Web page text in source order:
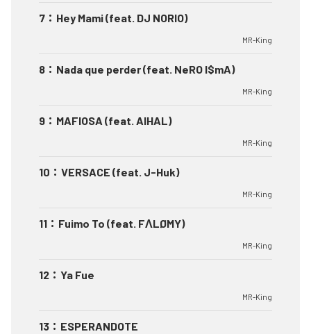
7 ： Hey Mami (feat. DJ NORIO)
MR-King
8 ： Nada que perder (feat. NeRO I$mA)
MR-King
9 ： MAFIOSA (feat. AIHAL)
MR-King
10 ： VERSACE (feat. J-Huk)
MR-King
11 ： Fuimo To (feat. FΛLØMY)
MR-King
12 ： Ya Fue
MR-King
13 ： ESPERANDOTE